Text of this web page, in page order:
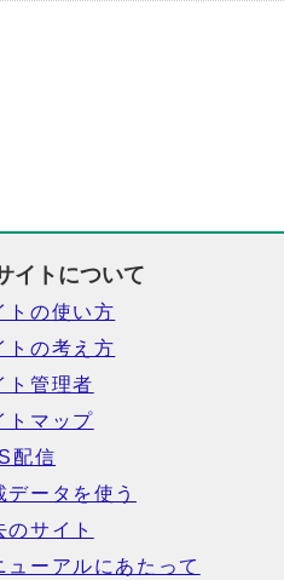
イトについて
トの使い方
トの考え方
ト管理者
トマップ
配信
データを使う
のサイト
ューアルにあたって